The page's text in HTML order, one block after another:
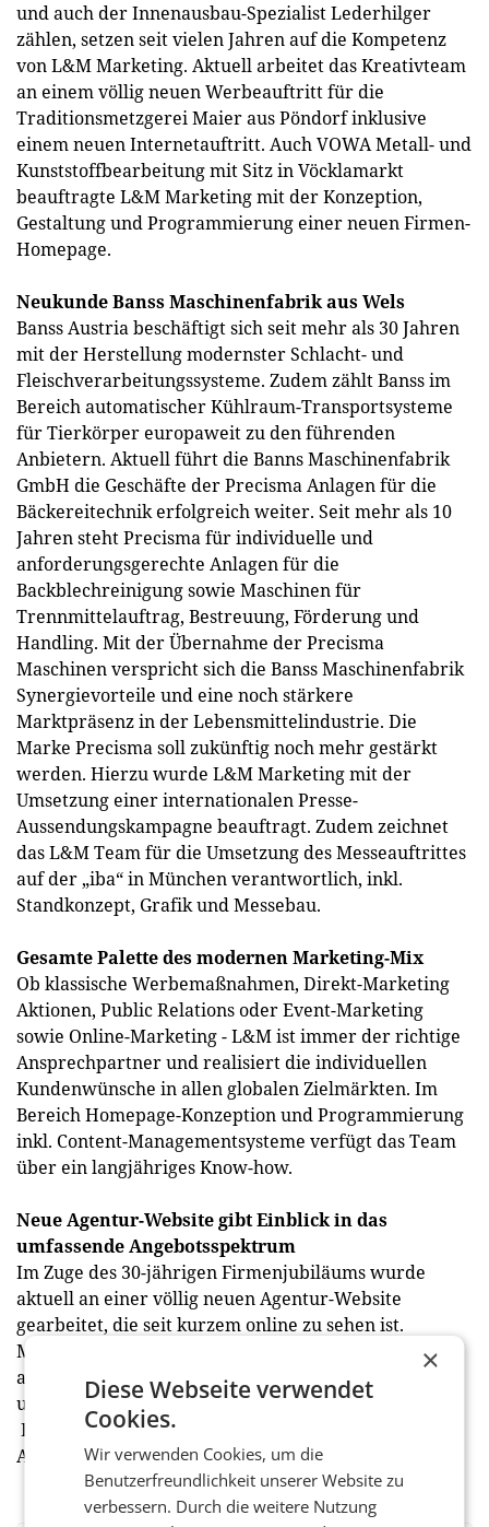
und auch der Innenausbau-Spezialist Lederhilger
zählen, setzen seit vielen Jahren auf die Kompetenz
von L&M Marketing. Aktuell arbeitet das Kreativteam
an einem völlig neuen Werbeauftritt für die
Traditionsmetzgerei Maier aus Pöndorf inklusive
einem neuen Internetauftritt. Auch VOWA Metall- und
Kunststoffbearbeitung mit Sitz in Vöcklamarkt
beauftragte L&M Marketing mit der Konzeption,
Gestaltung und Programmierung einer neuen Firmen-
Homepage.
Neukunde Banss Maschinenfabrik aus Wels
Banss Austria beschäftigt sich seit mehr als 30 Jahren
mit der Herstellung modernster Schlacht- und
Fleischverarbeitungssysteme. Zudem zählt Banss im
Bereich automatischer Kühlraum-Transportsysteme
für Tierkörper europaweit zu den führenden
Anbietern. Aktuell führt die Banns Maschinenfabrik
GmbH die Geschäfte der Precisma Anlagen für die
Bäckereitechnik erfolgreich weiter. Seit mehr als 10
Jahren steht Precisma für individuelle und
anforderungsgerechte Anlagen für die
Backblechreinigung sowie Maschinen für
Trennmittelauftrag, Bestreuung, Förderung und
Handling. Mit der Übernahme der Precisma
Maschinen verspricht sich die Banss Maschinenfabrik
Synergievorteile und eine noch stärkere
Marktpräsenz in der Lebensmittelindustrie. Die
Marke Precisma soll zukünftig noch mehr gestärkt
werden. Hierzu wurde L&M Marketing mit der
Umsetzung einer internationalen Presse-
Aussendungskampagne beauftragt. Zudem zeichnet
das L&M Team für die Umsetzung des Messeauftrittes
auf der „iba“ in München verantwortlich, inkl.
Standkonzept, Grafik und Messebau.
Gesamte Palette des modernen Marketing-Mix
Ob klassische Werbemaßnahmen, Direkt-Marketing
Aktionen, Public Relations oder Event-Marketing
sowie Online-Marketing - L&M ist immer der richtige
Ansprechpartner und realisiert die individuellen
Kundenwünsche in allen globalen Zielmärkten. Im
Bereich Homepage-Konzeption und Programmierung
inkl. Content-Managementsysteme verfügt das Team
über ein langjähriges Know-how.
Neue Agentur-Website gibt Einblick in das
umfassende Angebotsspektrum
Im Zuge des 30-jährigen Firmenjubiläums wurde
aktuell an einer völlig neuen Agentur-Website
gearbeitet, die seit kurzem online zu sehen ist.
Machen auch Sie sich ein Bild über die
außergewöhnliche Leistungsstärke der Agentur L&M
und besuchen Sie die neue Homepagewww.lum.at
Das Agenturteam freut sich schon jetzt auf Ihre
Anfrage.
×
Diese Webseite verwendet
Cookies.
Wir verwenden Cookies, um die
Benutzerfreundlichkeit unserer Website zu
verbessern. Durch die weitere Nutzung